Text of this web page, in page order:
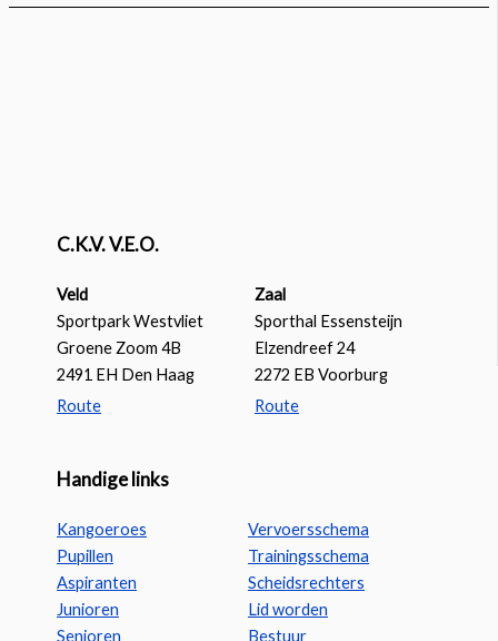
C.K.V. V.E.O.
Veld
Sportpark Westvliet
Groene Zoom 4B
2491 EH Den Haag
Zaal
Sporthal Essensteijn
Elzendreef 24
2272 EB Voorburg
Route
Route
Handige links
Kangoeroes
Pupillen
Aspiranten
Junioren
Senioren
Vervoersschema
Trainingsschema
Scheidsrechters
Lid worden
Bestuur